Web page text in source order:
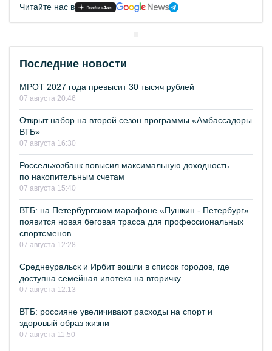
Читайте нас в
Последние новости
МРОТ 2027 года превысит 30 тысяч рублей
07 августа 20:46
Открыт набор на второй сезон программы «Амбассадоры
ВТБ»
07 августа 16:30
Россельхозбанк повысил максимальную доходность
по накопительным счетам
07 августа 15:40
ВТБ: на Петербургском марафоне «Пушкин - Петербург»
появится новая беговая трасса для профессиональных
спортсменов
07 августа 12:28
Среднеуральск и Ирбит вошли в список городов, где
доступна семейная ипотека на вторичку
07 августа 12:13
ВТБ: россияне увеличивают расходы на спорт и
здоровый образ жизни
07 августа 11:50